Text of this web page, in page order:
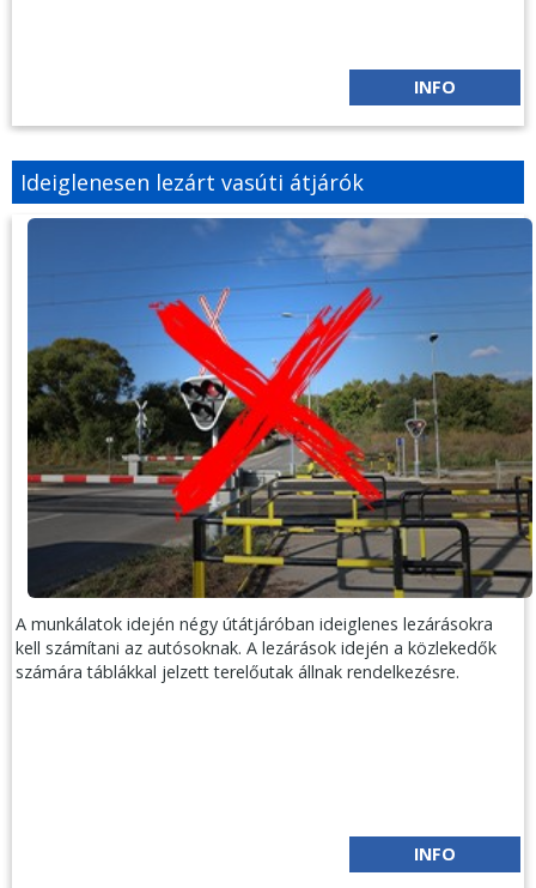
INFO
Ideiglenesen lezárt vasúti átjárók
A munkálatok idején négy útátjáróban ideiglenes lezárásokra
kell számítani az autósoknak. A lezárások idején a közlekedők
számára táblákkal jelzett terelőutak állnak rendelkezésre.
INFO